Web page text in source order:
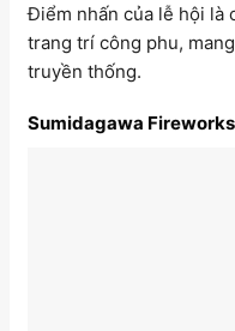
Điểm nhấn của lễ hội là
trang trí công phu,
truyền thống.
Sumidagawa